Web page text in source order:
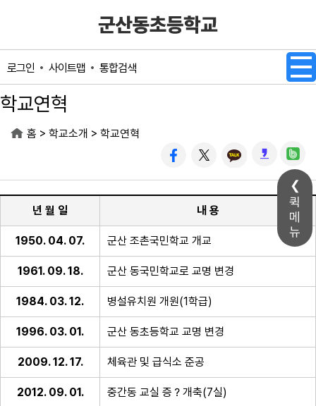
퀵
메
뉴
로그인 사이트맵 통합검색
학교연혁
홈 > 학교소개 > 학교연혁
년 월 일 내 용
1950. 04. 07. 군산 조촌국민학교 개교
1961. 09. 18. 군산 동국민학교로 교명 변경
1984. 03. 12. 병설유치원 개원(1학급)
1996. 03. 01. 군산 동초등학교 교명 변경
2009. 12. 17. 체육관 및 급식소 준공
2012. 09. 01. 중간동 교실 증？개축(7실)